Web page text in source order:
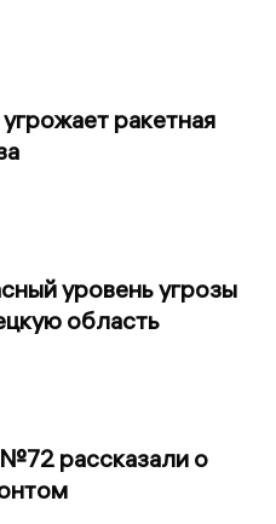
ракетная
уровень угрозы
область
рассказали о